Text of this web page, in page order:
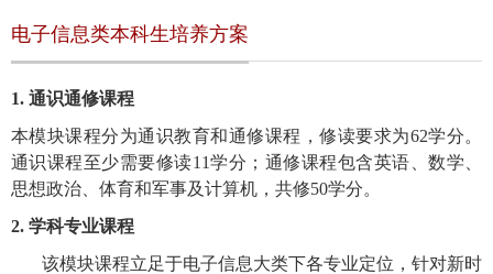
电子信息类本科生培养方案
1. 通识通修课程
本模块课程分为通识教育和通修课程，修读要求为62学分。
通识课程至少需要修读11学分；通修课程包含英语、数学、
思想政治、体育和军事及计算机，共修50学分。
2. 学科专业课程
该模块课程立足于电子信息大类下各专业定位，针对新时